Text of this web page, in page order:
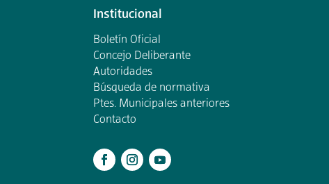
Institucional
Boletín Oficial
Concejo Deliberante
Autoridades
Búsqueda de normativa
Ptes. Municipales anteriores
Contacto